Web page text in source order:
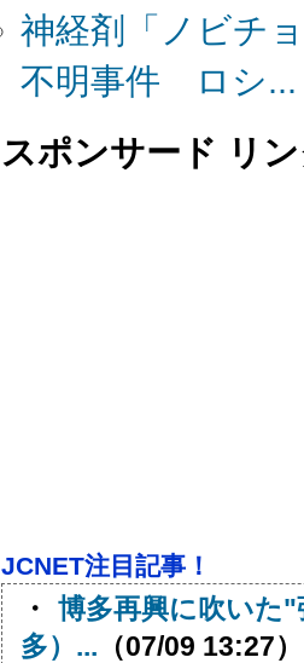
神経剤「ノビチ
不明事件 ロシ...
スポンサード リ
JCNET注目記事！
・ 博多再興に吹いた
多）... （07/09 13:27）